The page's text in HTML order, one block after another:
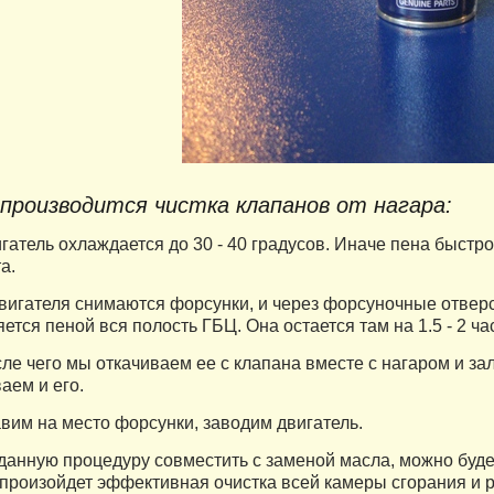
чистка клапанов от нагара:
охлаждается до 30 - 40 градусов. Иначе пена
снимаются форсунки, и через форсуночные
пеной вся полость ГБЦ. Она остается там на 1.5 - 2
чего мы откачиваем ее с клапана вместе с нагаром и
и его.
на место форсунки, заводим двигатель.
процедуру совместить с заменой масла, можно
эффективная очистка всей камеры сгорания и